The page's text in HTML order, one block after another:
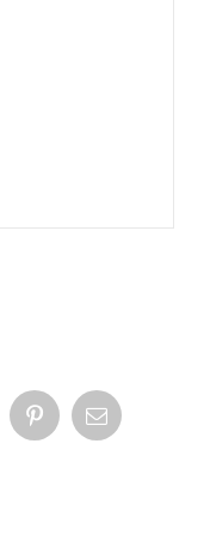
PinterestCorreo
electrónico